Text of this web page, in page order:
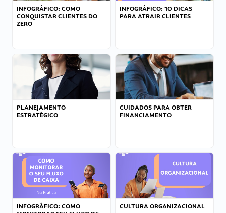
INFOGRÁFICO: COMO
CONQUISTAR CLIENTES DO
ZERO
INFOGRÁFICO: 10 DICAS
PARA ATRAIR CLIENTES
PLANEJAMENTO
ESTRATÉGICO
CUIDADOS PARA OBTER
FINANCIAMENTO
INFOGRÁFICO: COMO
CULTURA ORGANIZACIONAL